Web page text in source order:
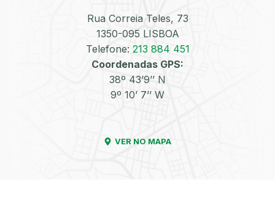
Rua Correia Teles, 73
1350-095 LISBOA
Telefone: 213 884 451
Coordenadas GPS:
38º 43’9’’ N
9º 10’ 7’’ W
VER NO MAPA
Equilibragem das
Rodas
Desempeno de
Jantes